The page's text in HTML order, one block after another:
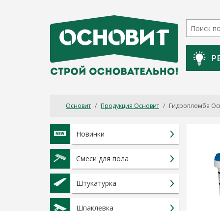
Основит / Продукция Основит / Гидропломба
Новинки
Смеси для пола
Штукатурка
Шпаклевка